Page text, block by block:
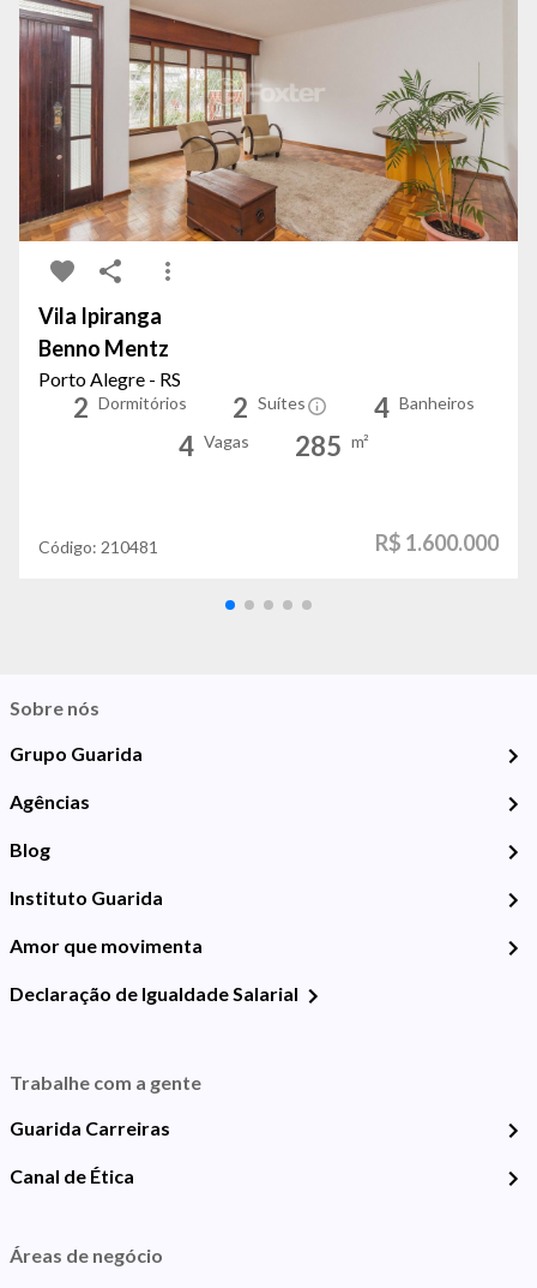
Vila Ipiranga
Benno Mentz
Porto Alegre - RS
2 Dormitórios 2 Suítes 4 Banheiros
4 Vagas 285 m²
Código: 210481 R$ 1.600.000
Sobre nós
Grupo Guarida
Agências
Blog
Instituto Guarida
Amor que movimenta
Declaração de Igualdade Salarial
Trabalhe com a gente
Guarida Carreiras
Canal de Ética
Áreas de negócio